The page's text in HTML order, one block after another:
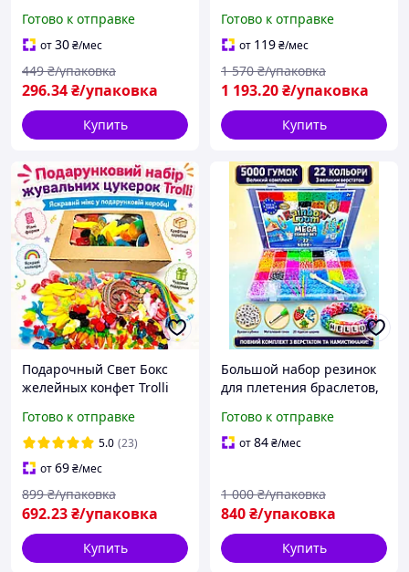
желто синий комплект с
крючками и бусинами
Готово к отправке
от30₴/мес
296.34₴/упаковка
449 ₴/упаковка
Купить
мега набор 5 ярусов в
кейсе-башне со станком,
крючками и бусинами
Готово к отправке
от 119₴/мес
1 193.20₴/упаковка
1 570 ₴/упаковка
Купить
Подарочный Свет Бокс
желейных конфет Trolli
сладкий набор
жевательного мармелада
Тролли
Готово к отправке
5.0 (23)
от69₴/мес
692.23₴/упаковка
899 ₴/упаковка
Купить
Большой набор резинок
для плетения браслетов,
Готово к отправке
от84₴/мес
840₴/упаковка
1 000 ₴/упаковка
Купить